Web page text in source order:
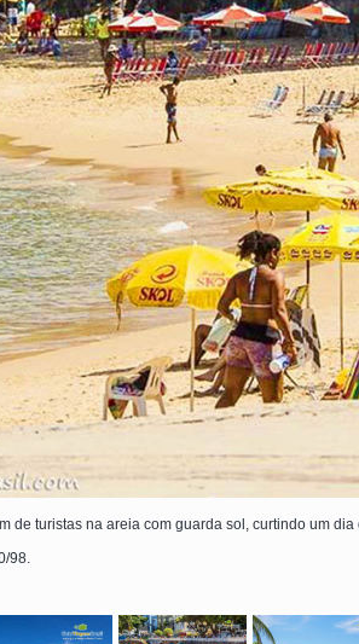
de turistas na areia com guarda sol, curtindo um dia
98.